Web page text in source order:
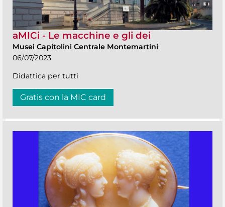
aMICi - Le macchine e gli dei
Musei Capitolini Centrale Montemartini
06/07/2023
Didattica per tutti
Gratis con la MIC card